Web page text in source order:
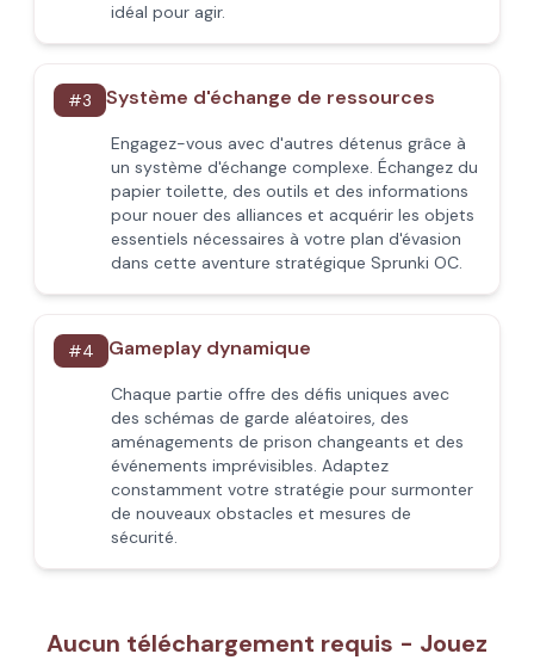
idéal pour agir.
#3 Système d'échange de ressources
Engagez-vous avec d'autres détenus grâce à
un système d'échange complexe. Échangez du
papier toilette, des outils et des informations
pour nouer des alliances et acquérir les objets
essentiels nécessaires à votre plan d'évasion
dans cette aventure stratégique Sprunki OC.
#4 Gameplay dynamique
Chaque partie offre des défis uniques avec
des schémas de garde aléatoires, des
aménagements de prison changeants et des
événements imprévisibles. Adaptez
constamment votre stratégie pour surmonter
de nouveaux obstacles et mesures de
sécurité.
Aucun téléchargement requis - Jouez